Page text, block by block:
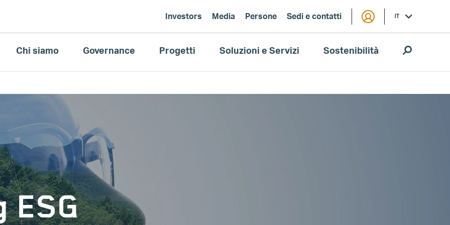
Investors Media Persone Sedi e contatti IT
Chi siamo Governance Progetti Soluzioni e Servizi Sostenibilità
ESG